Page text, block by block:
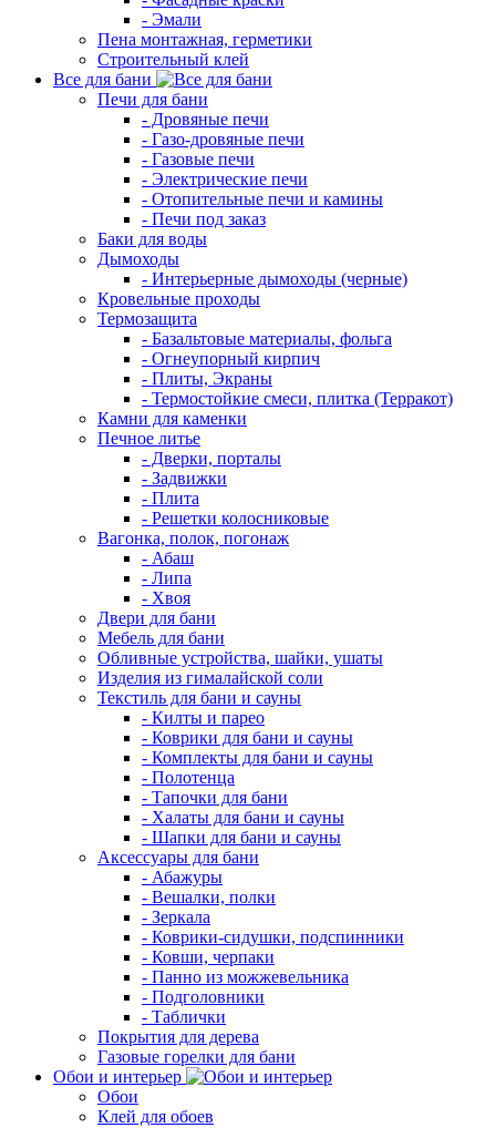
- Эмали
Пена монтажная, герметики
Строительный клей
Все для бани
Печи для бани
- Дровяные печи
- Газо-дровяные печи
- Газовые печи
- Электрические печи
- Отопительные печи и камины
- Печи под заказ
Баки для воды
Дымоходы
- Интерьерные дымоходы (черные)
Кровельные проходы
Термозащита
- Базальтовые материалы, фольга
- Огнеупорный кирпич
- Плиты, Экраны
- Термостойкие смеси, плитка (Терракот)
Камни для каменки
Печное литье
- Дверки, порталы
- Задвижки
- Плита
- Решетки колосниковые
Вагонка, полок, погонаж
- Абаш
- Липа
- Хвоя
Двери для бани
Мебель для бани
Обливные устройства, шайки, ушаты
Изделия из гималайской соли
Текстиль для бани и сауны
- Килты и парео
- Коврики для бани и сауны
- Комплекты для бани и сауны
- Полотенца
- Тапочки для бани
- Халаты для бани и сауны
- Шапки для бани и сауны
Аксессуары для бани
- Абажуры
- Вешалки, полки
- Зеркала
- Коврики-сидушки, подспинники
- Ковши, черпаки
- Панно из можжевельника
- Подголовники
- Таблички
Покрытия для дерева
Газовые горелки для бани
Обои и интерьер
Обои
Клей для обоев